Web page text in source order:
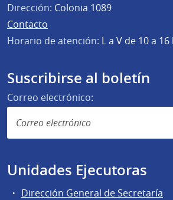
Dirección: Colonia 1089
Contacto
Horario de atención: L a V de 10 a
Suscribirse al boletín
Correo electrónico:
Unidades Ejecutoras
Dirección General de Secretaría